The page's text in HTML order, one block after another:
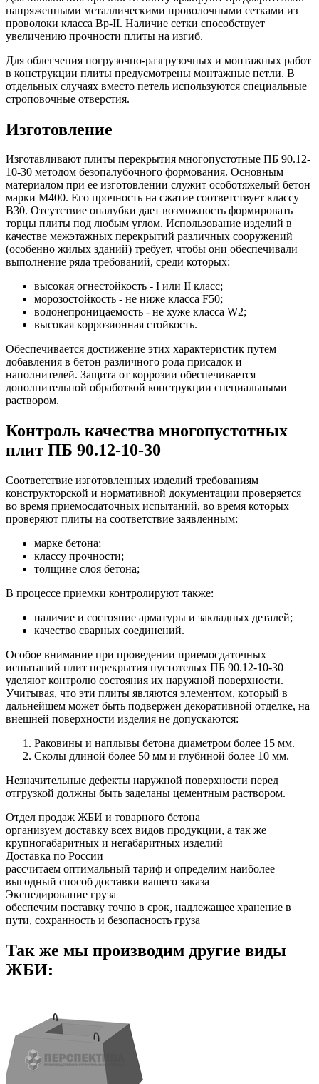
напряженными металлическими проволочными сетками из
проволоки класса Вр-II. Наличие сетки способствует
увеличению прочности плиты на изгиб.
Для облегчения погрузочно-разгрузочных и монтажных работ
в конструкции плиты предусмотрены монтажные петли. В
отдельных случаях вместо петель используются специальные
строповочные отверстия.
Изготовление
Изготавливают плиты перекрытия многопустотные ПБ 90.12-
10-30 методом безопалубочного формования. Основным
материалом при ее изготовлении служит особотяжелый бетон
марки М400. Его прочность на сжатие соответствует классу
В30. Отсутствие опалубки дает возможность формировать
торцы плиты под любым углом. Использование изделий в
качестве межэтажных перекрытий различных сооружений
(особенно жилых зданий) требует, чтобы они обеспечивали
выполнение ряда требований, среди которых:
высокая огнестойкость - I или II класс;
морозостойкость - не ниже класса F50;
водонепроницаемость - не хуже класса W2;
высокая коррозионная стойкость.
Обеспечивается достижение этих характеристик путем
добавления в бетон различного рода присадок и
наполнителей. Защита от коррозии обеспечивается
дополнительной обработкой конструкции специальными
раствором.
Контроль качества многопустотных
плит ПБ 90.12-10-30
Соответствие изготовленных изделий требованиям
конструкторской и нормативной документации проверяется
во время приемосдаточных испытаний, во время которых
проверяют плиты на соответствие заявленным:
марке бетона;
классу прочности;
толщине слоя бетона;
В процессе приемки контролируют также:
наличие и состояние арматуры и закладных деталей;
качество сварных соединений.
Особое внимание при проведении приемосдаточных
испытаний плит перекрытия пустотелых ПБ 90.12-10-30
уделяют контролю состояния их наружной поверхности.
Учитывая, что эти плиты являются элементом, который в
дальнейшем может быть подвержен декоративной отделке, на
внешней поверхности изделия не допускаются:
Раковины и наплывы бетона диаметром более 15 мм.
Сколы длиной более 50 мм и глубиной более 10 мм.
Незначительные дефекты наружной поверхности перед
отгрузкой должны быть заделаны цементным раствором.
Отдел продаж ЖБИ и товарного бетона
организуем доставку всех видов продукции, а так же
крупногабаритных и негабаритных изделий
Доставка по России
рассчитаем оптимальный тариф и определим наиболее
выгодный способ доставки вашего заказа
Экспедирование груза
обеспечим поставку точно в срок, надлежащее хранение в
пути, сохранность и безопасность груза
Так же мы производим другие виды
ЖБИ: